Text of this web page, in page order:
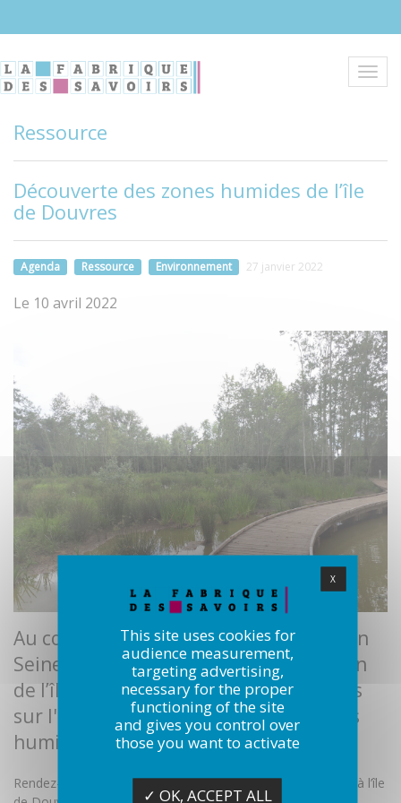
principal
Ressource
Découverte des zones humides de l’île
de Douvres
Agenda Ressource Environnement 27 janvier 2022
Le 10 avril 2022
Au cours d’une balade avec l’association
Seine-et-Marne Environnement, au sein
de l’île de Douvres, venez en savoir plus
sur l'intérêt et les avantages des zones
humides !
Rendez-vous le dimanche 10 avril 2022, de 10h30 à 12h00
, à l’île
X
This site uses cookies for
audience measurement,
targeting advertising,
necessary for the proper
functioning of the site
and gives you control over
those you want to activate
✓ OK, ACCEPT ALL